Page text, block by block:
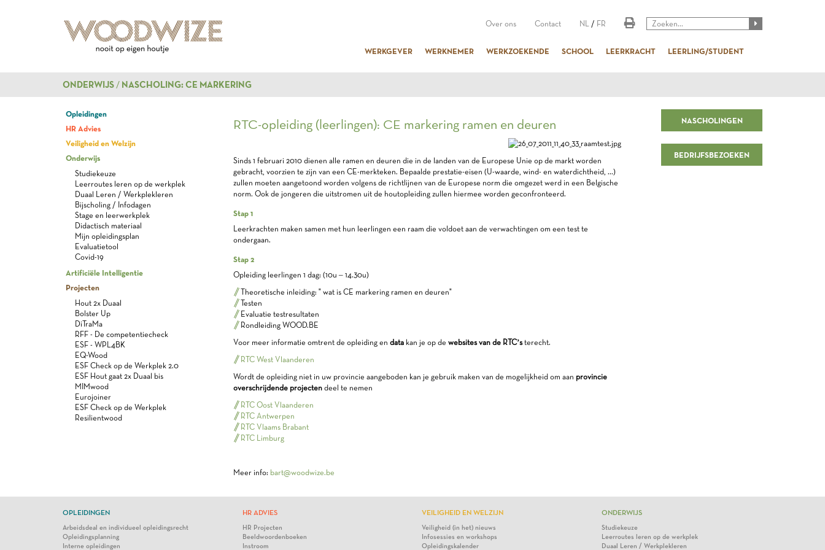
Over ons Contact NL / FR
WERKGEVER WERKNEMER WERKZOEKENDE SCHOOL LEERKRACHT LEERLING/STUDENT
ONDERWIJS NASCHOLING: CE MARKERING
Opleidingen
HR Advies
Veiligheid en Welzijn
Onderwijs
Studiekeuze
Leerroutes leren op de werkplek
Duaal Leren / Werkplekleren
Bijscholing / Infodagen
Stage en leerwerkplek
Didactisch materiaal
Mijn opleidingsplan
Evaluatietool
Covid-19
Artificiële Intelligentie
Projecten
Hout 2x Duaal
Bolster Up
DiTraMa
RFF - De competentiecheck
ESF - WPL4BK
EQ-Wood
ESF Check op de Werkplek 2.0
ESF Hout gaat 2x Duaal bis
MIMwood
Eurojoiner
ESF Check op de Werkplek
Resilientwood
RTC-opleiding (leerlingen): CE markering ramen en deuren
Sinds 1 februari 2010 dienen alle ramen en deuren die in de landen van de Europese Unie op de markt worden
gebracht, voorzien te zijn van een CE-merkteken. Bepaalde prestatie-eisen (U-waarde, wind- en waterdichtheid, ...)
zullen moeten aangetoond worden volgens de richtlijnen van de Europese norm die omgezet werd in een Belgische
norm. Ook de jongeren die uitstromen uit de houtopleiding zullen hiermee worden geconfronteerd.
Stap 1
Leerkrachten maken samen met hun leerlingen een raam die voldoet aan de verwachtingen om een test te
ondergaan.
Stap 2
Opleiding leerlingen 1 dag: (10u – 14.30u)
Theoretische inleiding: " wat is CE markering ramen en deuren"
Testen
Evaluatie testresultaten
Rondleiding WOOD.BE
Voor meer informatie omtrent de opleiding en data kan je op de websites van de RTC’sterecht.
RTC West Vlaanderen
Wordt de opleiding niet in uw provincie aangeboden kan je gebruik maken van de mogelijkheid om aan provincie
overschrijdende projectendeel te nemen
RTC Oost Vlaanderen
RTC Antwerpen
RTC Vlaams Brabant
RTC Limburg
Meer info: bart@woodwize.be
NASCHOLINGEN
BEDRIJFSBEZOEKEN
OPLEIDINGEN
Arbeidsdeal en individueel opleidingsrecht
Opleidingsplanning
Interne opleidingen
HR ADVIES
HR Projecten
Beeldwoordenboeken
Instroom
VEILIGHEID EN WELZIJN
Veiligheid (in het) nieuws
Infosessies en workshops
Opleidingskalender
ONDERWIJS
Studiekeuze
Leerroutes leren op de werkplek
Duaal Leren / Werkplekleren